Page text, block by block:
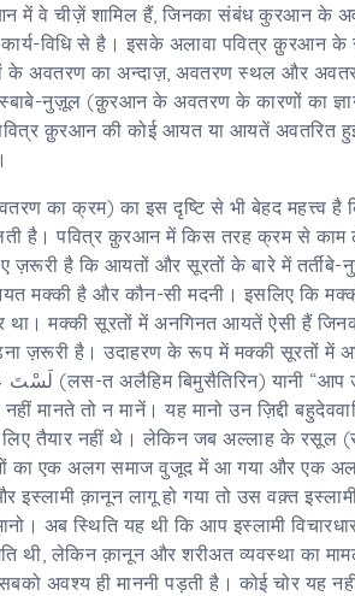
में वे चीज़ें शामिल हैं, जिनका संबंध कुरआन के
विधि से है। इसके अलावा पवित्र क़ुरआन
अवतरण का अन्दाज़, अवतरण स्थल और अवतरण
नुज़ूल (क़ुरआन के अवतरण के कारणों का
क़ुरआन की कोई आयत या आयतें अवतरित
का क्रम) का इस दृष्टि से भी बेहद महत्त्व
है। पवित्र क़ुरआन में किस तरह क्रम से काम
है कि आयतों और सूरतों के बारे में तर्तीबे-
मक्की है और कौन-सी मदनी। इसलिए कि
था। मक्की सूरतों में अनगिनत आयतें ऐसी हैं
ज़रूरी है। उदाहरण के रूप में मक्की सूरतों में
لَسْتَ (लस-त अलैहिम बिमुसैतिरिन) यानी “आप
मानते तो न मानें। यह मानो उन ज़िद्दी
तैयार नहीं थे। लेकिन जब अल्लाह के रसूल
का एक अलग समाज वुजूद में आ गया और एक
इस्लामी क़ानून लागू हो गया तो उस वक़्त
अब स्थिति यह थी कि आप इस्लामी
थी, लेकिन क़ानून और शरीअत व्यवस्था का
अवश्य ही माननी पड़ती है। कोई चोर यह